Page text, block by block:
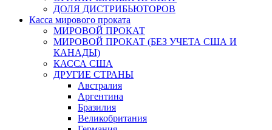
ДОЛЯ ДИСТРИБЬЮТОРОВ
Касса мирового проката
МИРОВОЙ ПРОКАТ
МИРОВОЙ ПРОКАТ (БЕЗ УЧЕТА США И
КАНАДЫ)
КАССА США
ДРУГИЕ СТРАНЫ
Австралия
Аргентина
Бразилия
Великобритания